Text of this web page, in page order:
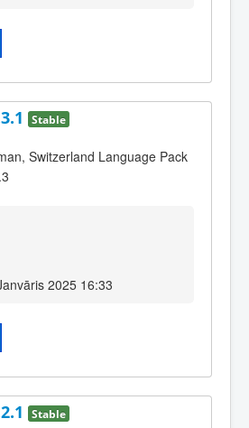
Stable
Switzerland Language Pack
2025 16:33
Stable